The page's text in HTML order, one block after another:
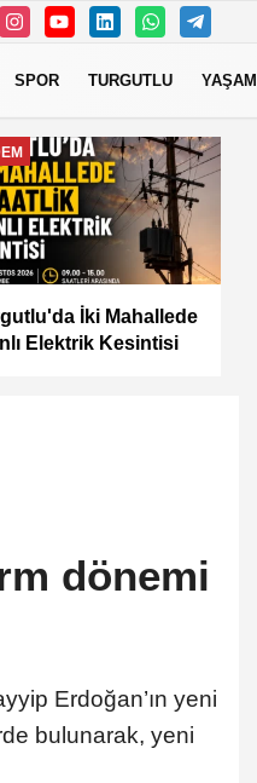
SPOR TURGUTLU YAŞAM
Büyükşehir İle
Şenlik Var”
dönemi
Erdoğan’ın yeni
bulunarak, yeni